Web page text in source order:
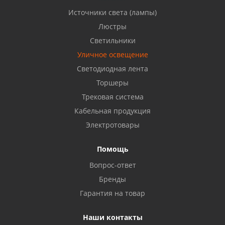
Бузулук, ул. Октябрьская, 24
Балаково, ул. Комарова, 55
Октябрьский, ул. Свердлова, 28
Азнакаево, ул. Булгар, 2. ТЦ "Акчарлак"
Стерлитамак, ул. Вокзальная, 13
Источники света (лампы)
Люстры
Светильники
Уличное освещение
Светодиодная лента
Торшеры
Трековая система
Кабельная продукция
Электротовары
Помощь
Вопрос-ответ
Бренды
Гарантия на товар
Наши контакты